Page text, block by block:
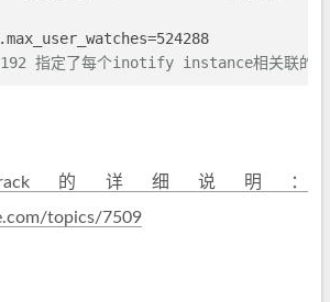
指定了每个inotify instance相关联的
的详细说明：
topics/7509